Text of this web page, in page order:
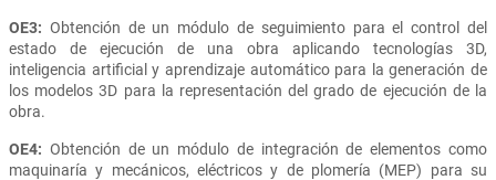
OE3: Obtención de un módulo de seguimiento para el control del
estado de ejecución de una obra aplicando tecnologías 3D,
inteligencia artificial y aprendizaje automático para la generación de
los modelos 3D para la representación del grado de ejecución de la
obra.
OE4: Obtención de un módulo de integración de elementos como
maquinaría y mecánicos, eléctricos y de plomería (MEP) para su